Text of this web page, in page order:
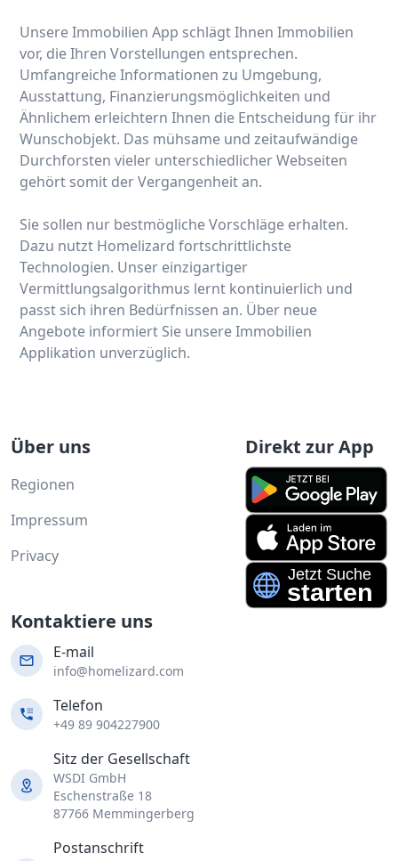
Unsere Immobilien App schlägt Ihnen Immobilien
vor, die Ihren Vorstellungen entsprechen.
Umfangreiche Informationen zu Umgebung,
Ausstattung, Finanzierungsmöglichkeiten und
Ähnlichem erleichtern Ihnen die Entscheidung für ihr
Wunschobjekt. Das mühsame und zeitaufwändige
Durchforsten vieler unterschiedlicher Webseiten
gehört somit der Vergangenheit an.
Sie sollen nur bestmögliche Vorschläge erhalten.
Dazu nutzt Homelizard fortschrittlichste
Technologien. Unser einzigartiger
Vermittlungsalgorithmus lernt kontinuierlich und
passt sich ihren Bedürfnissen an. Über neue
Angebote informiert Sie unsere Immobilien
Applikation unverzüglich.
Über uns
Regionen
Impressum
Privacy
Direkt zur App
Kontaktiere uns
E-mail
info@homelizard.com
Telefon
+49 89 904227900
Sitz der Gesellschaft
WSDI GmbH
Eschenstraße 18
87766 Memmingerberg
Postanschrift